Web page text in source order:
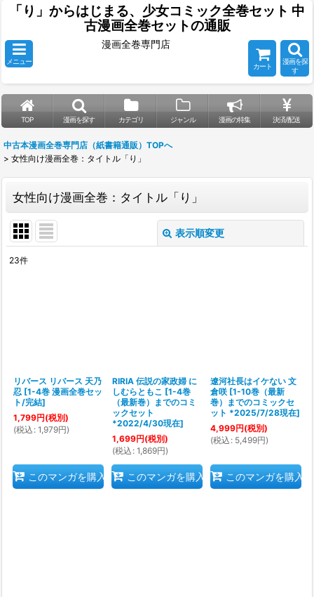
「り」からはじまる、少女コミック全巻セット 中
古漫画全巻セットの通販
メニュー
漫画全巻専門店
カート
漫画を探
す
TOP 漫画を探す カテゴリ ジャンル 漫画の特集 決済/配送
中古本漫画全巻専門店（紙書籍通販）TOPへ
> 女性向け漫画全巻：タイトル「り」
女性向け漫画全巻：タイトル「り」
表示順変更
23件
リバース リバース 天乃
忍 [1-4巻 漫画全巻セッ
ト/完結]
1,799円(税別)
(税込 : 1,979円)
このマンガを購入
RIRIA 伝説の家政婦 に
しむらともこ [1-4巻
（最新巻）までのコミ
ックセット
*2022/4/30現在]
1,699円(税別)
(税込 : 1,869円)
このマンガを購入
遼河社長はイケない 文
倉咲 [1-10巻（最新
巻）までのコミックセ
ット *2025/7/28現在]
4,999円(税別)
(税込 : 5,499円)
このマンガを購入